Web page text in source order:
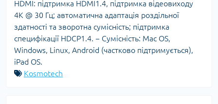
HDMI: підтримка HDMI1.4, підтримка відеовиходу
4K @ 30 Гц; автоматична адаптація роздільної
здатності та зворотна сумісність; підтримка
специфікації HDCP1.4. − Сумісність: Mac OS,
Windows, Linux, Android (частково підтримується),
iPad OS.
Kosmotech